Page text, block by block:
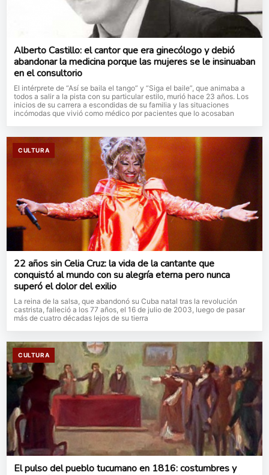
Alberto Castillo: el cantor que era ginecólogo y debió
abandonar la medicina porque las mujeres se le insinuaban
en el consultorio
El intérprete de “Así se baila el tango” y “Siga el baile”, que animaba a
todos a salir a la pista con su particular estilo, murió hace 23 años. Los
inicios de su carrera a escondidas de su familia y las situaciones
incómodas que vivió como médico por pacientes que lo acosaban
CULTURA
22 años sin Celia Cruz: la vida de la cantante que
conquistó al mundo con su alegría eterna pero nunca
superó el dolor del exilio
La reina de la salsa, que abandonó su Cuba natal tras la revolución
castrista, falleció a los 77 años, el 16 de julio de 2003, luego de pasar
más de cuatro décadas lejos de su tierra
CULTURA
El pulso del pueblo tucumano en 1816: costumbres y